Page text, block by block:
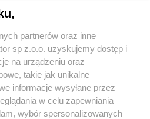
4 / 0
partnerów oraz inne
sp z.o.o. uzyskujemy dostęp i
na urządzeniu oraz
takie jak unikalne
informacje wysyłane przez
w celu zapewniania
wybór spersonalizowanych